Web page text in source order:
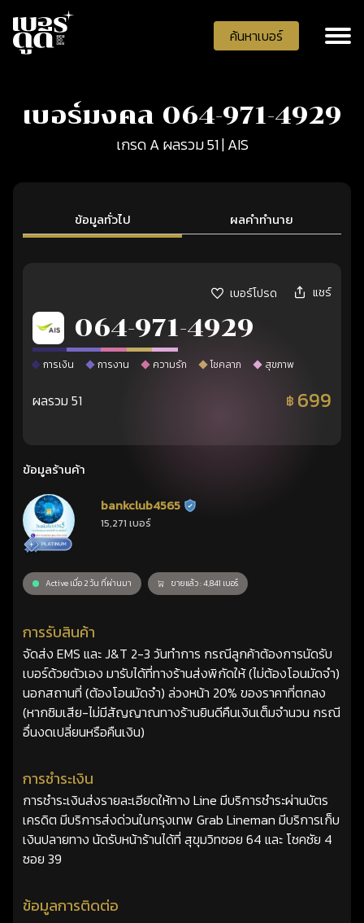
ค้นหาเบอร์
เบอร์มงคล 064-971-4929
เกรด A ผลรวม 51 | AIS
ข้อมูลทั่วไป ผลคำทำนาย
เบอร์โปรด แชร์
064-971-4929
การเงิน การงาน ความรัก โชคลาภ สุขภาพ
ผลรวม 51 ฿ 699
ข้อมูลร้านค้า
bankclub4565 ร้านยืนยันแล้ว
15,271 เบอร์
Active เมื่อ 2 วัน ที่ผ่านมา ขายแล้ว : 4,841 เบอร์
การรับสินค้า
จัดส่ง EMS และ J&T 2-3 วันทำการ กรณีลูกค้าต้องการนัดรับ
เบอร์ด้วยตัวเอง มารับได้ที่ทางร้านส่งพิกัดให้ (ไม่ต้องโอนมัดจำ)
นอกสถานที่ (ต้องโอนมัดจำ) ล่วงหน้า 20% ของราคาที่ตกลง
(หากซิมเสีย-ไม่มีสัญญาณทางร้านยินดีคืนเงินเต็มจำนวน กรณี
อื่นงดเปลี่ยนหรือคืนเงิน)
การชำระเงิน
การชำระเงินส่งรายละเอียดให้ทาง Line มีบริการชำระผ่านบัตร
เครดิต มีบริการส่งด่วนในกรุงเทพ Grab Lineman มีบริการเก็บ
เงินปลายทาง นัดรับหน้าร้านได้ที่ สุขุมวิทซอย 64 และ โชคชัย 4
ซอย 39
ข้อมูลการติดต่อ